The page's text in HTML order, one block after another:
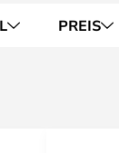
PREIS